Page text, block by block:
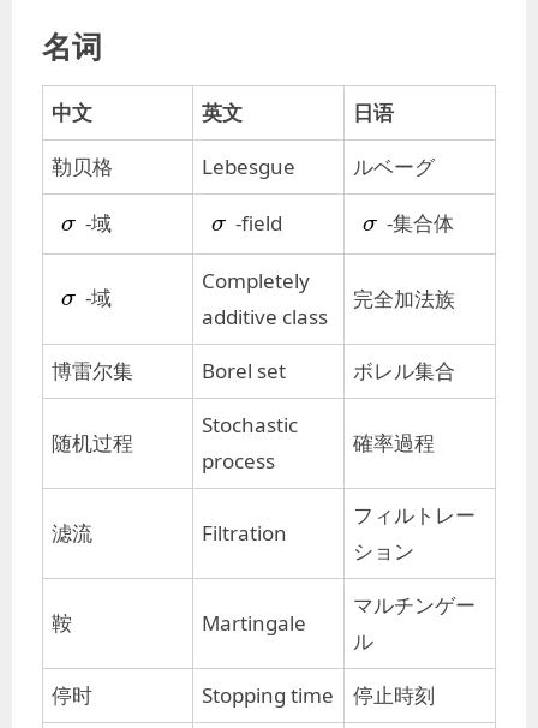
名词
中文 英文
日语
勒贝格
Lebesgue ルベーグ
σ
σ -域 σ
σ -field σ
σ -集合体
σ
σ -域
Completely
additive class
完全加法族
博雷尔集 Borel set ボレル集合
随机过程
Stochastic
process
確率過程
滤流 Filtration
フィルトレー
ション
鞍 Martingale
マルチンゲー
ル
停时
Stopping time 停止時刻